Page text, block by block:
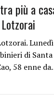
più a
Lunedì
di
58 enne